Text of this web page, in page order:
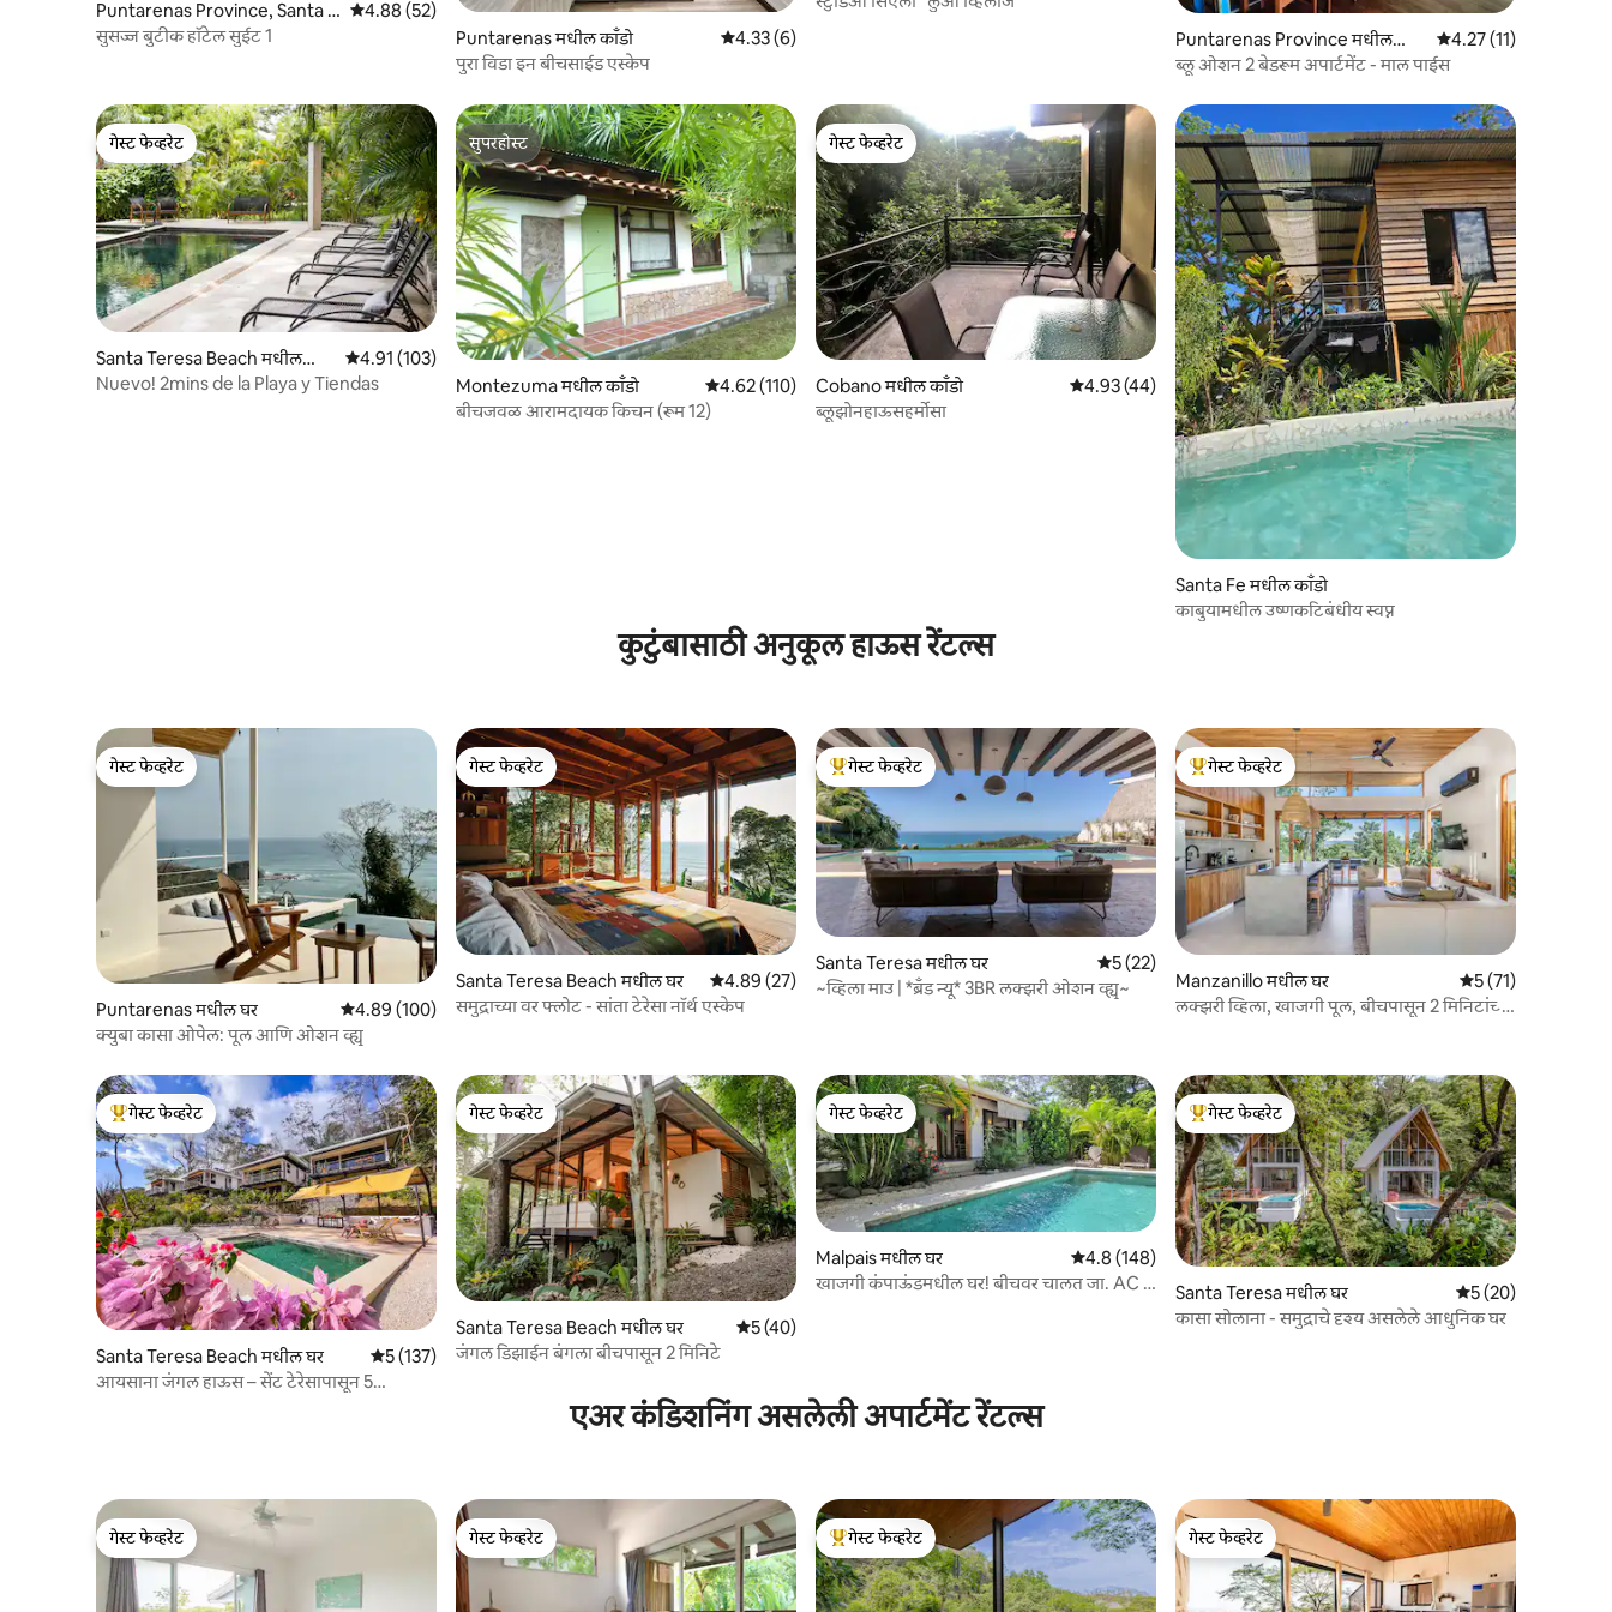
Puntarenas Province, Santa T
eresa मधील काँडो
5 पैकी 4.88 सरासरी रेटिंग, 52 रिव्ह्यूज
4.88 (52)
सुसज्ज बुटीक हॉटेल सुईट 1
Puntarenas मधील काँडो 5 पैकी 4.33 सरासरी रेटिंग, 6 रिव्ह्यूज
4.33 (6)
पुरा विडा इन बीचसाईड एस्केप
Puntarenas Province मधील
काँडो
5 पैकी 4.27 सरासरी रेटिंग,
4.27 (11)
ब्लू ओशन 2 बेडरूम अपार्टमेंट - माल पाईस
गेस्ट फेव्हरेट
गेस्ट फेव्हरेट
Santa Teresa Beach मधील
काँडो
5 पैकी 4.91 सरासरी रेटिंग, 103 रिव्ह्यूज
4.91 (103)
Nuevo! 2mins de la Playa y Tiendas
सुपरहोस्ट
सुपरहोस्ट
Montezuma मधील काँडो 5 पैकी 4.62 सरासरी रेटिंग, 110 रिव्ह्यूज
4.62 (110)
बीचजवळ आरामदायक किचन (रूम 12)
गेस्ट फेव्हरेट
गेस्ट फेव्हरेट
Cobano मधील काँडो 5 पैकी 4.93 सरासरी रेटिंग, 44 रिव्ह्यूज
4.93 (44)
ब्लूझोनहाऊसहर्मोसा
Santa Fe मधील काँडो
काबुयामधील उष्णकटिबंधीय स्वप्न
कुटुंबासाठी अनुकूल हाऊस रेंटल्स
गेस्ट फेव्हरेट
गेस्ट फेव्हरेट
Puntarenas मधील घर 5 पैकी 4.89 सरासरी रेटिंग, 100 रिव्ह्यूज
4.89 (100)
क्युबा कासा ओपेल: पूल आणि ओशन व्ह्यू
गेस्ट फेव्हरेट
गेस्ट फेव्हरेट
Santa Teresa Beach मधील घर 5 पैकी 4.89 सरासरी रेटिंग, 27 रिव्ह्यूज
4.89 (27)
समुद्राच्या वर फ्लोट - सांता टेरेसा नॉर्थ एस्केप
टॉप गेस्ट फेव्हरेट
गेस्ट फेव्हरेट
Santa Teresa मधील घर 5 पैकी 5 सरासरी रेटिंग, 22 रिव्ह्यूज
5 (22)
~व्हिला माउ | *ब्रँड न्यू* 3BR लक्झरी ओशन व्ह्यू~
टॉप गेस्ट फेव्हरेट
गेस्ट फेव्हरेट
Manzanillo मधील घर 5 पैकी 5 सरासरी रेटिंग,
5 (71)
लक्झरी व्हिला, खाजगी पूल, बीचपासून 2 मिनिटांच्या
टॉप गेस्ट फेव्हरेट
गेस्ट फेव्हरेट
Santa Teresa Beach मधील घर 5 पैकी 5 सरासरी रेटिंग, 137 रिव्ह्यूज
5 (137)
आयसाना जंगल हाऊस – सेंट टेरेसापासून 5
गेस्ट फेव्हरेट
गेस्ट फेव्हरेट
Santa Teresa Beach मधील घर 5 पैकी 5 सरासरी रेटिंग, 40 रिव्ह्यूज
5 (40)
जंगल डिझाईन बंगला बीचपासून 2 मिनिटे
गेस्ट फेव्हरेट
गेस्ट फेव्हरेट
Malpais मधील घर 5 पैकी 4.8 सरासरी रेटिंग, 148 रिव्ह्यूज
4.8 (148)
खाजगी कंपाऊंडमधील घर! बीचवर चालत जा. AC -
टॉप गेस्ट फेव्हरेट
गेस्ट फेव्हरेट
Santa Teresa मधील घर 5 पैकी 5 सरासरी रेटिंग,
5 (20)
कासा सोलाना - समुद्राचे दृश्य असलेले आधुनिक घर
एअर कंडिशनिंग असलेली अपार्टमेंट रेंटल्स
गेस्ट फेव्हरेट
गेस्ट फेव्हरेट
गेस्ट फेव्हरेट
गेस्ट फेव्हरेट
टॉप गेस्ट फेव्हरेट
गेस्ट फेव्हरेट
गेस्ट फेव्हरेट
गेस्ट फेव्हरेट